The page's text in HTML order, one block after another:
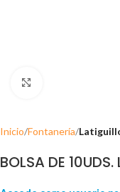
Inicio Fontanería
BOLSA DE